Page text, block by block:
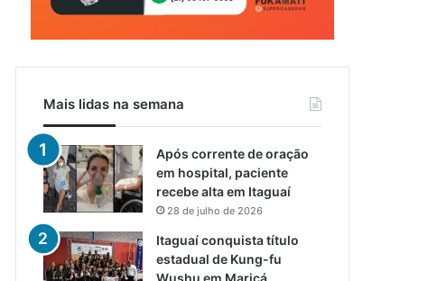
Mais lidas na semana
Após corrente de oração
em hospital, paciente
recebe alta em Itaguaí
28 de julho de 2026
Itaguaí conquista título
estadual de Kung-fu